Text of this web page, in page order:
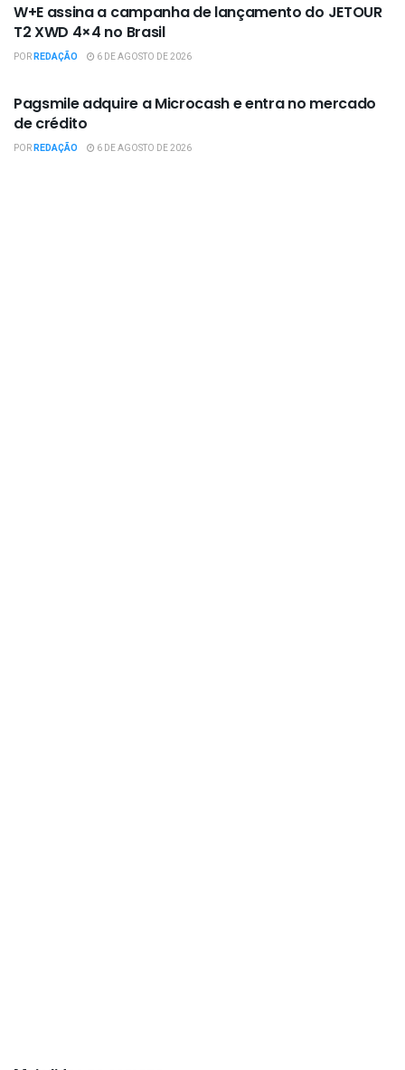
W+E assina a campanha de lançamento do JETOUR
T2 XWD 4×4 no Brasil
PORREDAÇÃO 6 DE AGOSTO DE 2026
Pagsmile adquire a Microcash e entra no mercado
de crédito
PORREDAÇÃO 6 DE AGOSTO DE 2026